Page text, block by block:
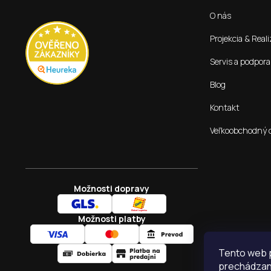
Tento web
O nás
Projekcia &
Servis a podpora
Blog
Kontakt
Veľkoobchodný
Možnosti dopravy
Možnosti platby